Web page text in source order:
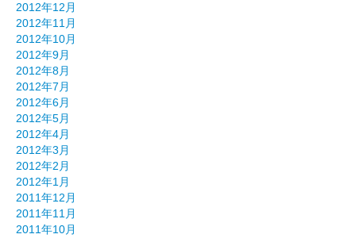
2012年12月
2012年11月
2012年10月
2012年9月
2012年8月
2012年7月
2012年6月
2012年5月
2012年4月
2012年3月
2012年2月
2012年1月
2011年12月
2011年11月
2011年10月